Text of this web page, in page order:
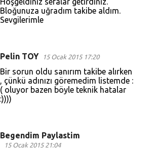
Bloğunuza uğradım takibe aldım.
Sevgilerimle
Pelin TOY 15 Ocak 2015 17:20
Bir sorun oldu sanırım takibe alırken
, çünkü adınızı göremedim listemde :
( oluyor bazen böyle teknik hatalar
:))))
Begendim Paylastim
15 Ocak 2015 21:04